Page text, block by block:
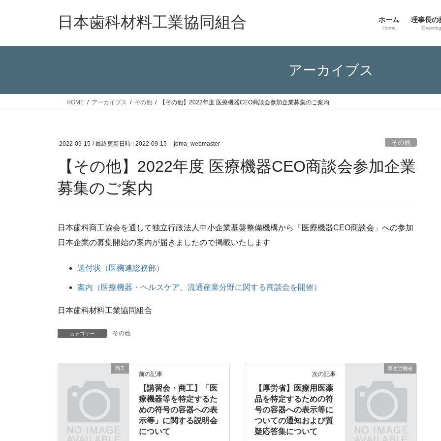
日本歯科材料工業協同組合 ホーム
Home
理事長の
Greeting
アーカイブス
HOME アーカイブス その他 【その他】2022年度 医療機器CEO商談会参加企業募集のご案内
2022-09-15 / 最終更新日時 : 2022-09-15 jdma_webmaster その他
【その他】2022年度 医療機器CEO商談会参加企業
募集のご案内
日本歯科商工協会を通して独立行政法人中小企業基盤整備機構から「医療機器CEO商談会」への参加
日本企業の募集開始の案内が届きましたので掲載いたします
送付状（医機連総務部）
案内（医療機器・ヘルスケア、流通産業分野に関する商談会を開催）
日本歯科材料工業協同組合
カテゴリー その他
商工
前の記事
【講習会・商工】「医
療機器等を特定するた
めの符号の容器への表
示等」に関する説明会
について
厚生労働省
次の記事
【厚労省】医療用医薬
品を特定するための符
号の容器への表示等に
ついての通知および質
疑応答集について